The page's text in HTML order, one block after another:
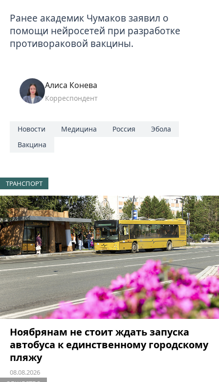
Ранее академик Чумаков заявил о
помощи нейросетей при разработке
противораковой вакцины.
Алиса Конева
Корреспондент
Новости Медицина Россия
Эбола
Вакцина
ТРАНСПОРТ
Ноябрянам не стоит ждать запуска
автобуса к единственному городскому
пляжу
08.08.2026